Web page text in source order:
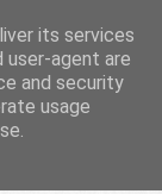
its services
user-agent are
and security
usage